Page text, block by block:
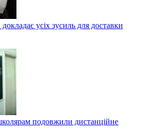
усіх зусиль для доставки
подовжили дистанційне